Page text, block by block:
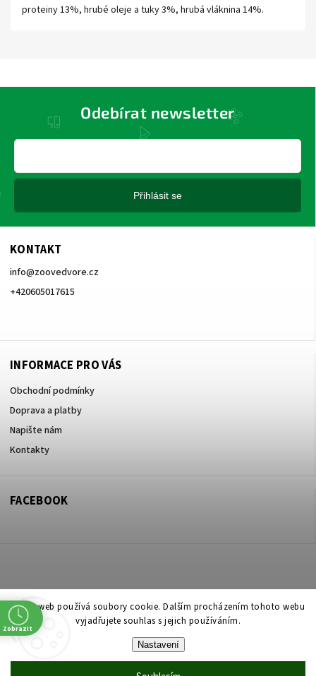
Tento web používá soubory cookie. Dalším procházením tohoto webu
vyjadřujete souhlas s jejich používáním.
Nastavení
proteiny 13%, hrubé oleje a tuky 3%, hrubá vláknina 14%.
KONTAKT
info@zoovedvore.cz
+420605017615
INFORMACE PRO VÁS
Obchodní podmínky
Doprava a platby
Napište nám
Kontakty
Odebírat newsletter
Přihlásit se
FACEBOOK
Copyright 2026 ZOO ve dvoře Praha 5. Všechna práva vyhrazena.
Upravit nastavení cookies
Shoptet| Design
Zobrazit